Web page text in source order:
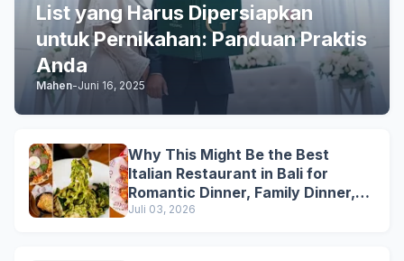
List yang Harus Dipersiapkan
untuk Pernikahan: Panduan Praktis
Anda
Mahen-Juni 16, 2025
Why This Might Be the Best
Italian Restaurant in Bali for
Romantic Dinner, Family Dinner,
and Business Lunch
Juli 03, 2026